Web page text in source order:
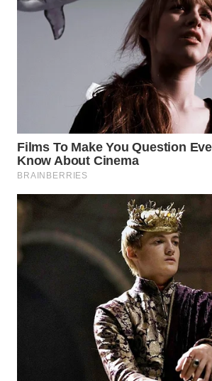
NATUNA
MANDALIKA
WN
LIKUPANG
BORNEO